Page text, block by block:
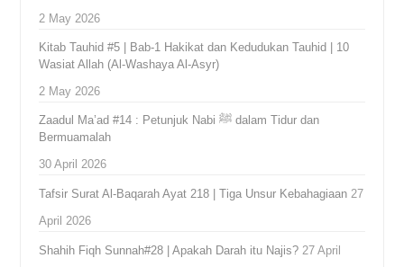
2 May 2026
Kitab Tauhid #5 | Bab-1 Hakikat dan Kedudukan Tauhid | 10
Wasiat Allah (Al-Washaya Al-Asyr)
2 May 2026
Zaadul Ma’ad #14 : Petunjuk Nabi ﷺ dalam Tidur dan
Bermuamalah
30 April 2026
Tafsir Surat Al-Baqarah Ayat 218 | Tiga Unsur Kebahagiaan 27
April 2026
Shahih Fiqh Sunnah#28 | Apakah Darah itu Najis? 27 April